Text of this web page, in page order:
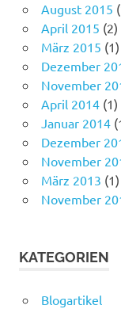
August 2015
April 2015 (2)
März 2015 (1)
Dezember
November
April 2014(1)
Januar 2014
Dezember
November
März 2013 (1)
November
KATEGORIEN
Blogartikel